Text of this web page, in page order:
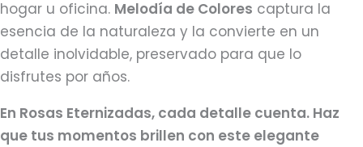
hogar u oficina. Melodía de Colores captura la
esencia de la naturaleza y la convierte en un
detalle inolvidable, preservado para que lo
disfrutes por años.
En Rosas Eternizadas, cada detalle cuenta. Haz
que tus momentos brillen con este elegante